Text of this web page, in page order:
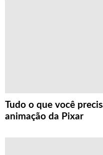
Tudo o que você
animação da Pixar